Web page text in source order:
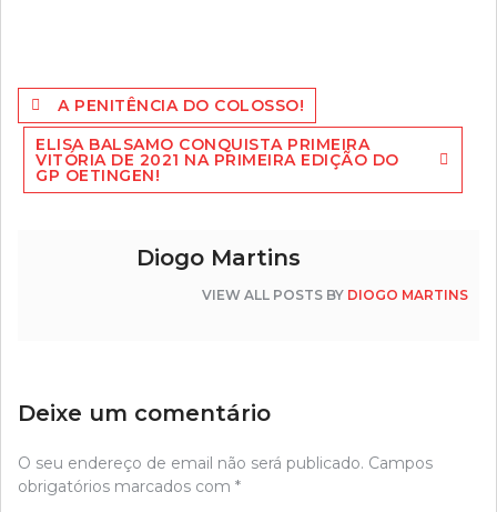
Navegação
de
artigos
A PENITÊNCIA DO COLOSSO!
ELISA BALSAMO CONQUISTA PRIMEIRA
VITÓRIA DE 2021 NA PRIMEIRA EDIÇÃO DO
GP OETINGEN!
Diogo Martins
VIEW ALL POSTS BY DIOGO MARTINS
Deixe um comentário
O seu endereço de email não será publicado. Campos
obrigatórios marcados com *